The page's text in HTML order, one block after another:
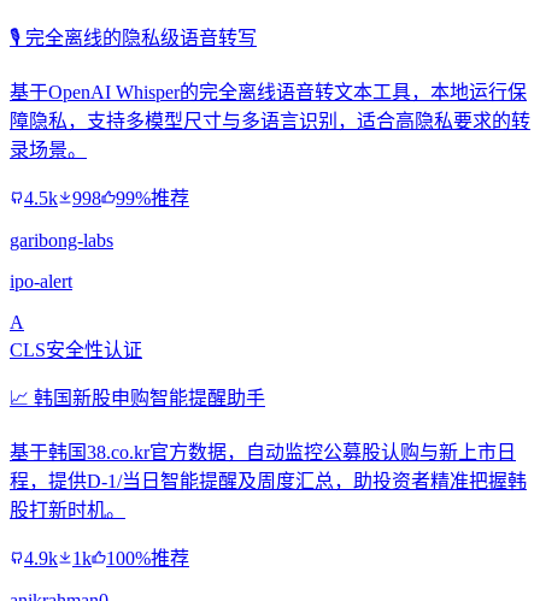
🎙️ 完全离线的隐私级语音转写
基于OpenAI Whisper的完全离线语音转文本工具，本地运行保
障隐私，支持多模型尺寸与多语言识别，适合高隐私要求的转
录场景。
4.5k 998 99%推荐
garibong-labs
ipo-alert
A
CLS安全性认证
📈 韩国新股申购智能提醒助手
基于韩国38.co.kr官方数据，自动监控公募股认购与新上市日
程，提供D-1/当日智能提醒及周度汇总，助投资者精准把握韩
股打新时机。
4.9k 1k 100%推荐